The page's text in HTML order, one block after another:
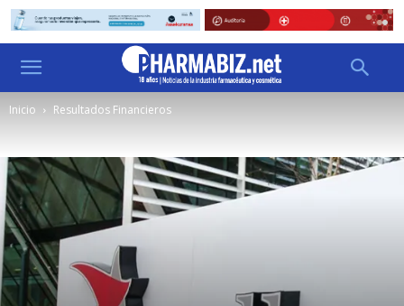
Inicio Resultados Financieros